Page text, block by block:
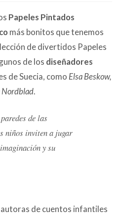
Papeles Pintados
más bonitos que tenemos
de divertidos Papeles
de los diseñadores
de Suecia, como Elsa Beskow,
Nordblad.
de las
niños inviten a jugar
y su
autoras de cuentos infantiles